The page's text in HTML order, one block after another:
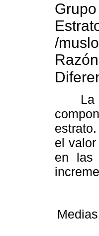
/
La
el
en las